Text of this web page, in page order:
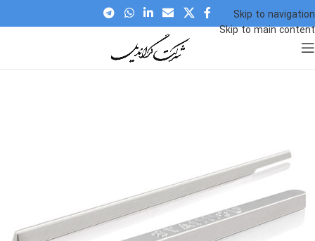
Skip to navigation
Skip to main content